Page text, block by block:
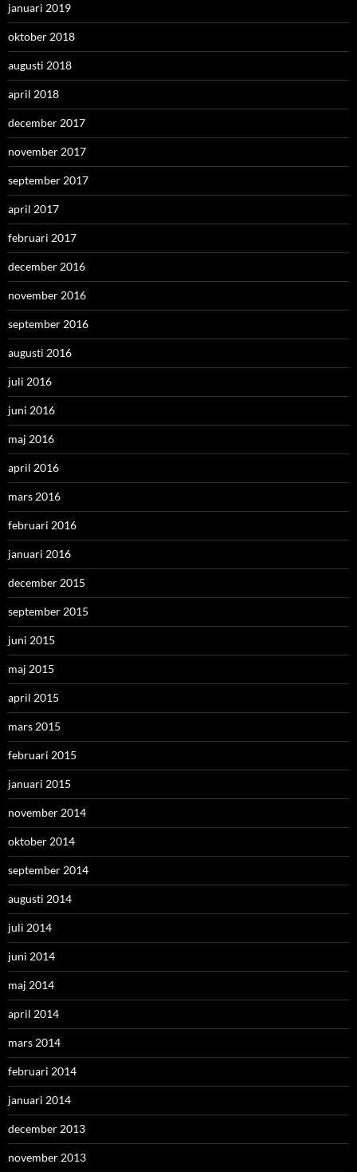
januari 2019
oktober 2018
augusti 2018
april 2018
december 2017
november 2017
september 2017
april 2017
februari 2017
december 2016
november 2016
september 2016
augusti 2016
juli 2016
juni 2016
maj 2016
april 2016
mars 2016
februari 2016
januari 2016
december 2015
september 2015
juni 2015
maj 2015
april 2015
mars 2015
februari 2015
januari 2015
november 2014
oktober 2014
september 2014
augusti 2014
juli 2014
juni 2014
maj 2014
april 2014
mars 2014
februari 2014
januari 2014
december 2013
november 2013